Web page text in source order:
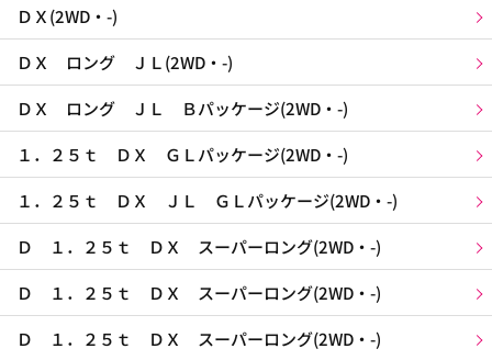
ＤＸ(2WD・-)
ＤＸ ロング ＪＬ(2WD・-)
ＤＸ ロング ＪＬ Ｂパッケージ(2WD・-)
１．２５ｔ ＤＸ ＧＬパッケージ(2WD・-)
１．２５ｔ ＤＸ ＪＬ ＧＬパッケージ(2WD・-)
Ｄ １．２５ｔ ＤＸ スーパーロング(2WD・-)
Ｄ １．２５ｔ ＤＸ スーパーロング(2WD・-)
Ｄ １．２５ｔ ＤＸ スーパーロング(2WD・-)